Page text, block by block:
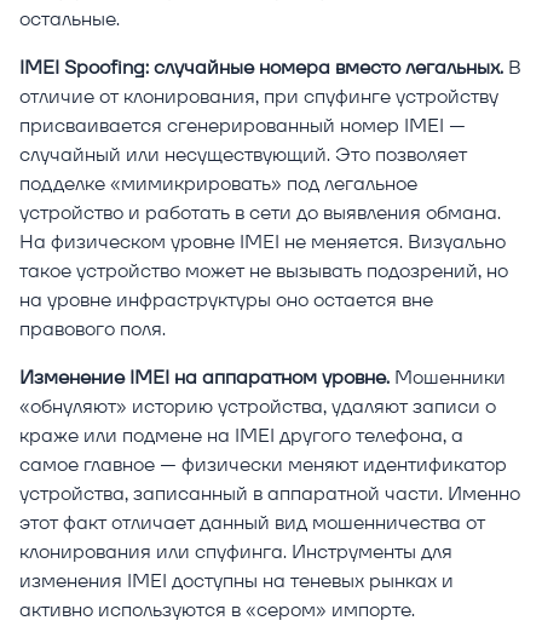
остальные.
IMEI Spoofing: случайные номера вместо легальных. В
отличие от клонирования, при спуфинге устройству
присваивается сгенерированный номер IMEI —
случайный или несуществующий. Это позволяет
подделке «мимикрировать» под легальное
устройство и работать в сети до выявления обмана.
На физическом уровне IMEI не меняется. Визуально
такое устройство может не вызывать подозрений, но
на уровне инфраструктуры оно остается вне
правового поля.
Изменение IMEI на аппаратном уровне. Мошенники
«обнуляют» историю устройства, удаляют записи о
краже или подмене на IMEI другого телефона, а
самое главное — физически меняют идентификатор
устройства, записанный в аппаратной части. Именно
этот факт отличает данный вид мошенничества от
клонирования или спуфинга. Инструменты для
изменения IMEI доступны на теневых рынках и
активно используются в «сером» импорте.